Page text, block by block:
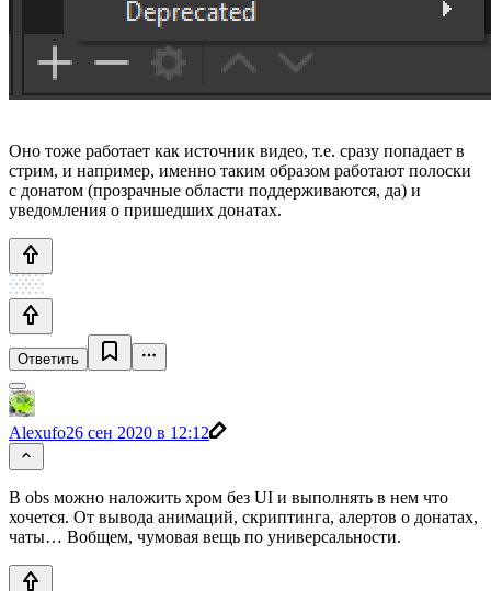
Оно тоже работает как источник видео, т.е. сразу попадает в
стрим, и например, именно таким образом работают полоски
с донатом (прозрачные области поддерживаются, да) и
уведомления о пришедших донатах.
Ответить
Alexufo26 сен 2020 в 12:12
В obs можно наложить хром без UI и выполнять в нем что
хочется. От вывода анимаций, скриптинга, алертов о донатах,
чаты… Вобщем, чумовая вещь по универсальности.